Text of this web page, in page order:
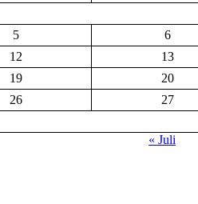
5 6
12 13
19 20
26 27
« Juli